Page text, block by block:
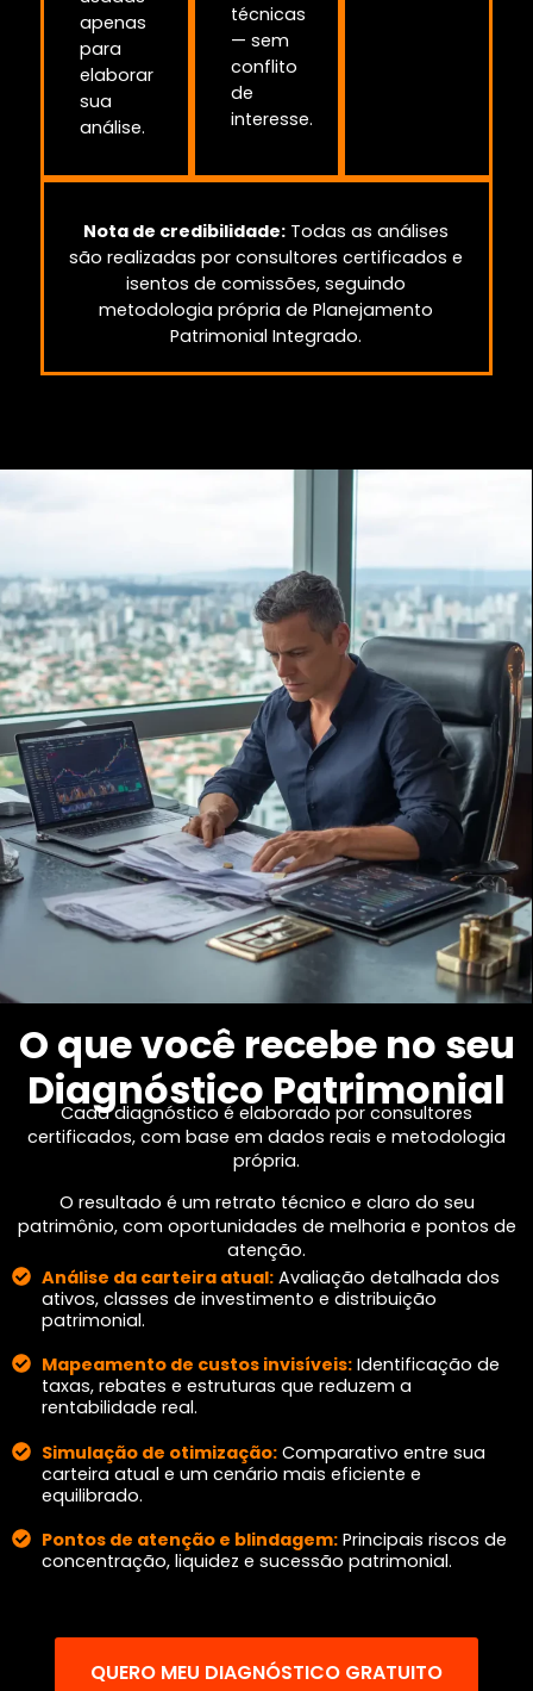
apenas
para
elaborar
sua
análise.
técnicas
— sem
conflito
de
interesse.
Nota de credibilidade: Todas as análises
são realizadas por consultores certificados e
isentos de comissões, seguindo
metodologia própria de Planejamento
Patrimonial Integrado.
O que você recebe no seu
Diagnóstico Patrimonial
Cada diagnóstico é elaborado por consultores
certificados, com base em dados reais e metodologia
própria.
O resultado é um retrato técnico e claro do seu
patrimônio, com oportunidades de melhoria e pontos de
atenção.
Análise da carteira atual: Avaliação detalhada dos
ativos, classes de investimento e distribuição
patrimonial.
Mapeamento de custos invisíveis: Identificação de
taxas, rebates e estruturas que reduzem a
rentabilidade real.
Simulação de otimização: Comparativo entre sua
carteira atual e um cenário mais eficiente e
equilibrado.
Pontos de atenção e blindagem: Principais riscos de
concentração, liquidez e sucessão patrimonial.
QUERO MEU DIAGNÓSTICO GRATUITO